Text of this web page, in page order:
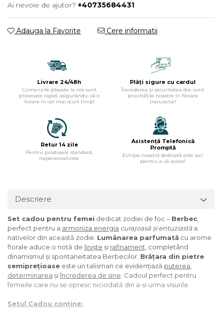
Ai nevoie de ajutor? +40735684431
Adauga la Favorite Cere informatii
Livrare 24/48h
Comenzile plasate la noi sunt
procesate rapid, asigurându-vă o
livrare în cel mai scurt timp!
Plăți sigure cu cardul
Încrederea și securitatea dvs. sunt
prioritățile noastre în fiecare
tranzacție!
Retur 14 zile
Pentru produsele standard,
nepersonalizate
Asistență Telefonică
Promptă
Echipa noastră dedicată este aici
pentru a vă asista!
Descriere
Set cadou pentru femei dedicat zodiei de foc – Berbec
perfect pentru a armoniza energia curajoasă și entuziastă a
nativelor din această zodie. Lumânarea parfumată cu arome
florale aduce o notă de liniște și rafinament, completând
dinamismul și spontaneitatea Berbecilor. Brățara din pietre
semiprețioase este un talisman ce evidențiază puterea
determinarea șiîncrederea de sine . Cadoul perfect pentru
femeile care nu se opresc niciodată din a-și urma visurile.
Setul Cadou conține: